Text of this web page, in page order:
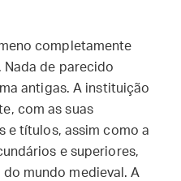
completamente
Nada de parecido
antigas. A instituição
com as suas
e títulos, assim como a
e superiores,
mundo medieval. A